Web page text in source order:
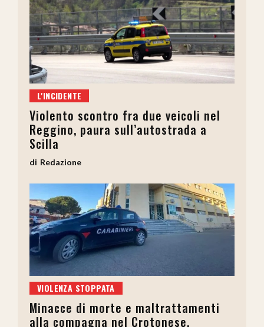
L'INCIDENTE
Violento scontro fra due veicoli nel
Reggino, paura sull’autostrada a
Scilla
Redazione
VIOLENZA STOPPATA
Minacce di morte e maltrattamenti
alla compagna nel Crotonese,